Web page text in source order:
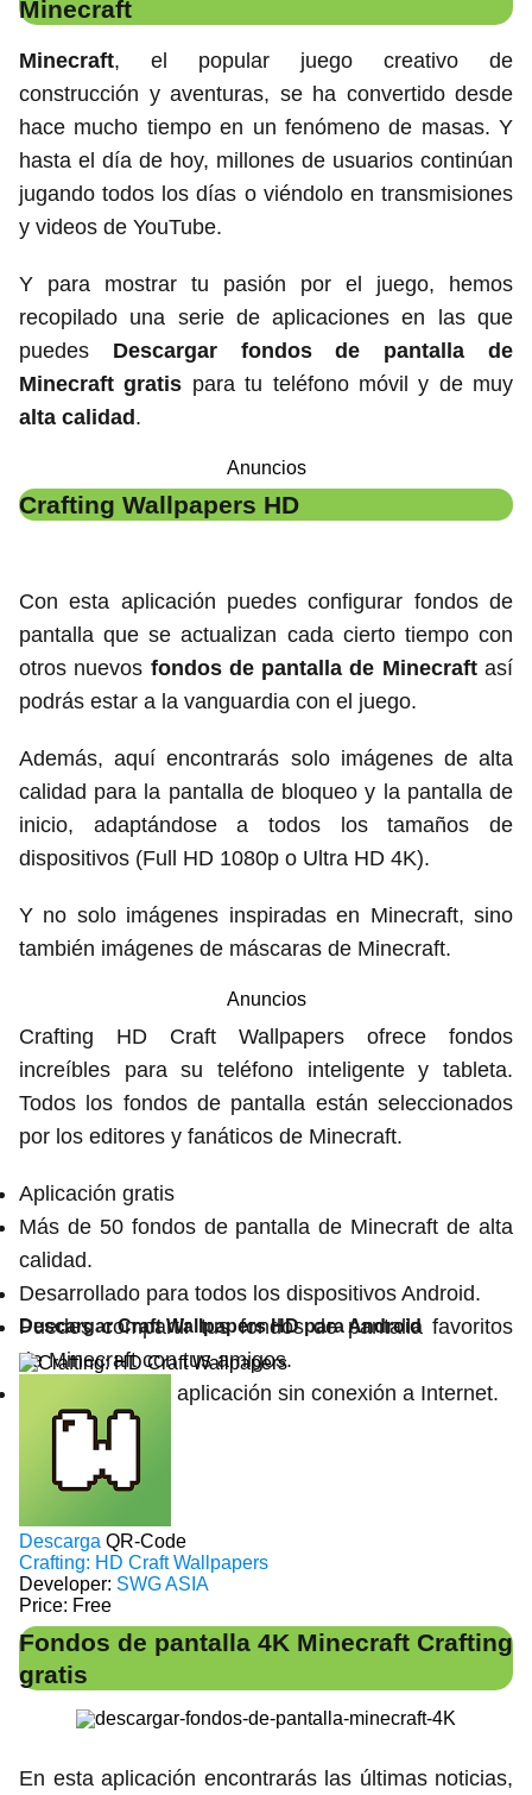
Minecraft
Minecraft, el popular juego creativo de
construcción y aventuras, se ha convertido desde
hace mucho tiempo en un fenómeno de masas. Y
hasta el día de hoy, millones de usuarios continúan
jugando todos los días o viéndolo en transmisiones
y videos de YouTube.
Y para mostrar tu pasión por el juego, hemos
recopilado una serie de aplicaciones en las que
puedes Descargar fondos de pantalla de
Minecraft gratis para tu teléfono móvil y de muy
alta calidad.
Anuncios
Crafting Wallpapers HD
Con esta aplicación puedes configurar fondos de
pantalla que se actualizan cada cierto tiempo con
otros nuevos fondos de pantalla de Minecraftasí
podrás estar a la vanguardia con el juego.
Además, aquí encontrarás solo imágenes de alta
calidad para la pantalla de bloqueo y la pantalla de
inicio, adaptándose a todos los tamaños de
dispositivos (Full HD 1080p o Ultra HD 4K).
Y no solo imágenes inspiradas en Minecraft, sino
también imágenes de máscaras de Minecraft.
Anuncios
Crafting HD Craft Wallpapers ofrece fondos
increíbles para su teléfono inteligente y tableta.
Todos los fondos de pantalla están seleccionados
por los editores y fanáticos de Minecraft.
Aplicación gratis
Más de 50 fondos de pantalla de Minecraft de alta
calidad.
Desarrollado para todos los dispositivos Android.
Puedes compartir tus fondos de pantalla favoritos
de Minecraft con tus amigos.
Puede utilizar la aplicación sin conexión a Internet.
Descargar Craft Wallpapers HD para Android
Descarga QR-Code
Crafting: HD Craft Wallpapers
Developer: SWG ASIA
Price: Free
Fondos de pantalla 4K Minecraft Crafting
gratis
En esta aplicación encontrarás las últimas noticias,